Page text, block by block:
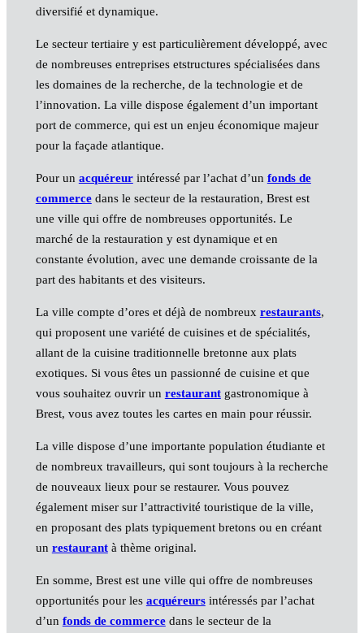
diversifié et dynamique.
Le secteur tertiaire y est particulièrement développé, avec
de nombreuses entreprises etstructures spécialisées dans
les domaines de la recherche, de la technologie et de
l’innovation. La ville dispose également d’un important
port de commerce, qui est un enjeu économique majeur
pour la façade atlantique.
Pour un acquéreurintéressé par l’achat d’un fonds de
commercedans le secteur de la restauration, Brest est
une ville qui offre de nombreuses opportunités. Le
marché de la restauration y est dynamique et en
constante évolution, avec une demande croissante de la
part des habitants et des visiteurs.
La ville compte d’ores et déjà de nombreux restaurants,
qui proposent une variété de cuisines et de spécialités,
allant de la cuisine traditionnelle bretonne aux plats
exotiques. Si vous êtes un passionné de cuisine et que
vous souhaitez ouvrir un restaurantgastronomique à
Brest, vous avez toutes les cartes en main pour réussir.
La ville dispose d’une importante population étudiante et
de nombreux travailleurs, qui sont toujours à la recherche
de nouveaux lieux pour se restaurer. Vous pouvez
également miser sur l’attractivité touristique de la ville,
en proposant des plats typiquement bretons ou en créant
un restaurantà thème original.
En somme, Brest est une ville qui offre de nombreuses
opportunités pour les acquéreursintéressés par l’achat
d’un fonds de commercedans le secteur de la